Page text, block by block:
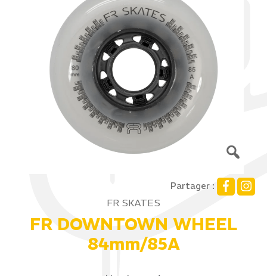
Partager :
FR SKATES
FR DOWNTOWN WHEEL
84mm/85A